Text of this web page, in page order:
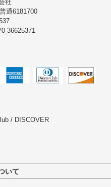
社
通6181700
36625371
/ DISCOVER
いて